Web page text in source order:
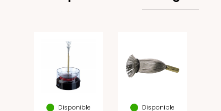
Disponible Disponible